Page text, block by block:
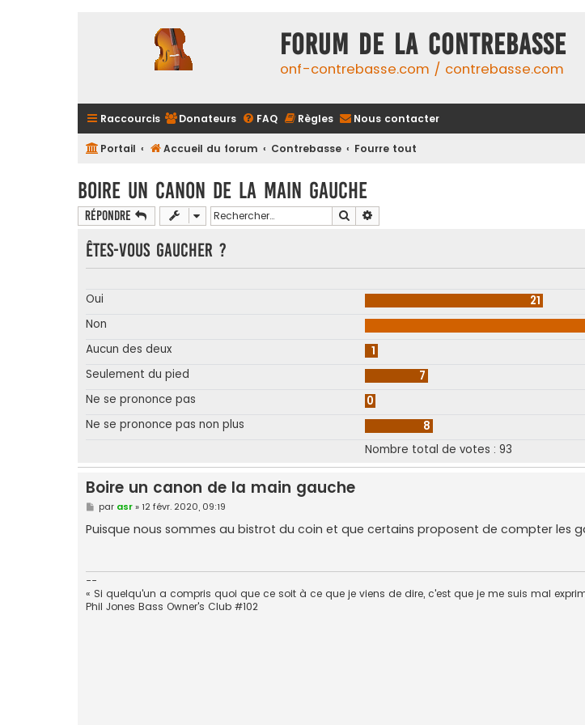
FORUM DE LA CONTREBASSE
onf-contrebasse.com / contrebasse.com
Raccourcis Donateurs FAQ Règles Nous contacter
Portail Accueil du forum Contrebasse Fourre tout
Boire un canon de la main gauche
Répondre Rechercher
Êtes-vous gaucher ?
Oui 21
Non
Aucun des deux
1
Seulement du pied
7
Ne se prononce pas
0
Ne se prononce pas non plus
8
Nombre total de votes : 93
Boire un canon de la main gauche
M
e
s
s
e
par asr» 12 févr. 2020, 09:19
Puisque nous sommes au bistrot du coin et que certains proposent de compter les
--
« Si quelqu'un a compris quoi que ce soit à ce que je viens de dire, c'est que je me suis mal
Phil Jones Bass Owner's Club #102